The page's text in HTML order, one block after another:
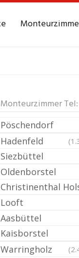
Monteurzimmer Tel:
Pöschendorf
Hadenfeld
Siezbüttel
Oldenborstel
Christinenthal
Looft
Aasbüttel
Kaisborstel
Warringholz